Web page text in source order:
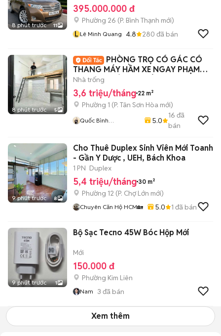
8 phút trước 11
395.000.000 đ
Phường 26 (P. Bình Thạnh mới)
L Lê Minh Quang 4.8 280 đã bán
8 phút trước 5
PHÒNG TRỌ CÓ GÁC CÓ
THANG MÁY HẦM XE NGAY PHẠM
VĂN HAI GIÁ SINH VIÊN
Nhà trống
3,6 triệu/tháng 22 m²
Phường 1 (P. Tân Sơn Hòa mới)
Quốc Bình
5.0
16 đã
bán
9 phút trước 8
Cho Thuê Duplex Sinh Viên Mới Toanh
- Gần Y Dược , UEH, Bách Khoa
1 PN Duplex
5,4 triệu/tháng 30 m²
Phường 12 (P. Chợ Lớn mới)
Chuyên Căn Hộ HCM🏡 5.0 1 đã bán
9 phút trước 1
Bộ Sạc Tecno 45W Bóc Hộp Mới
Mới
150.000 đ
Phường Kim Liên
Nam 3 đã bán
Xem thêm